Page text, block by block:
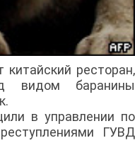
китайский ресторан,
видом баранины
в управлении по
ГУВД